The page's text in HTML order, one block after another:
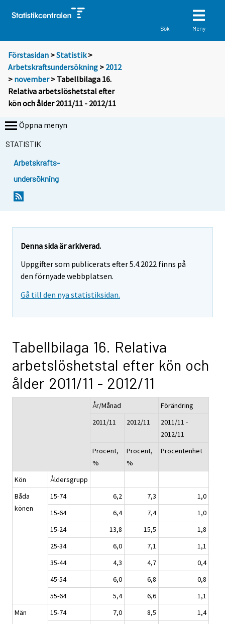
Sök Meny
Förstasidan >Statistik >
Arbetskraftsundersökning > 2012
> november> Tabellbilaga 16.
Relativa arbetslöshetstal efter
kön och ålder 2011/11 - 2012/11
Öppna menyn
STATISTIK
Arbetskrafts-
undersökning
Denna sida är arkiverad.
Uppgifter som publicerats efter 5.4.2022 finns på
den förnyade webbplatsen.
Gå till den nya statistiksidan.
Tabellbilaga 16. Relativa
arbetslöshetstal efter kön och
ålder 2011/11 - 2012/11
År/Månad
Förändring
2011/11
2012/11
2011/11 -
2012/11
Procent,
%
Procent,
%
Procentenhet
Kön
Åldersgrupp
Båda
könen
15-74 6,2 7,3
1,0
15-64
6,4 7,4
1,0
15-24
13,8 15,5
1,8
25-34
6,0 7,1
1,1
35-44
4,3 4,7
0,4
45-54
6,0 6,8
0,8
55-64
5,4 6,6
1,1
Män
15-74 7,0 8,5
1,4